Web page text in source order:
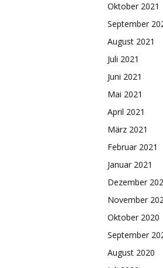
Oktober 2021
September
August 2021
Juli 2021
Juni 2021
Mai 2021
April 2021
März 2021
Februar 2021
Januar 2021
Dezember
November
Oktober 2020
September
August 2020